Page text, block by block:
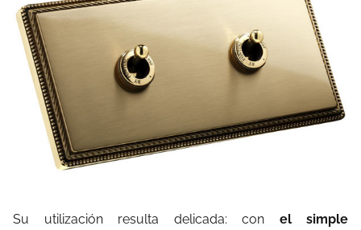
Su utilización resulta delicada: con el simple